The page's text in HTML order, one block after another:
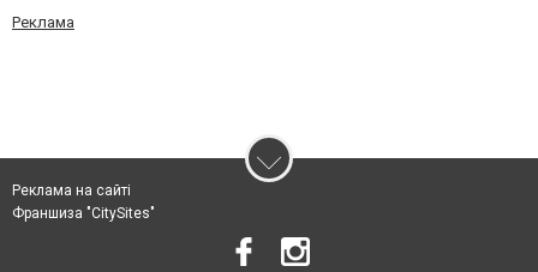
Реклама
Реклама на сайті
Франшиза "CitySites"